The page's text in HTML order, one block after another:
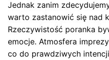
Jednak zanim
warto zastanowić się nad
Rzeczywistość poranka
emocje. Atmosfera
co do prawdziwych